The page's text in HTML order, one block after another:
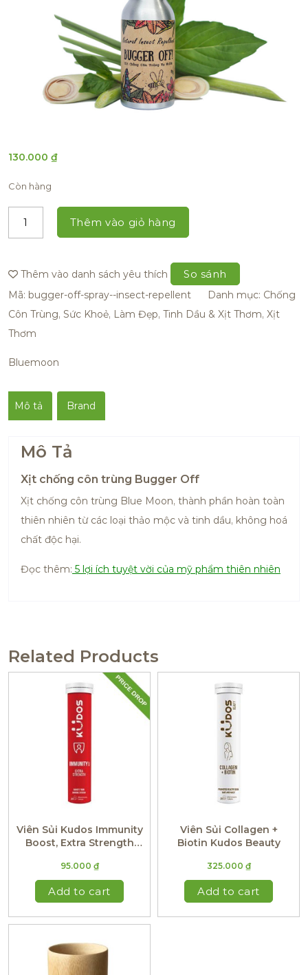
130.000 ₫
Còn hàng
Thêm vào giỏ hàng
Thêm vào danh sách yêu thích So sánh
Mã: bugger-off-spray--insect-repellent Danh mục: Chống
Côn Trùng, Sức Khoẻ, Làm Đẹp, Tinh Dầu & Xịt Thơm, Xịt
Thơm
Bluemoon
Mô tả Brand
Mô Tả
Xịt chống côn trùng Bugger Off
Xịt chống côn trùng Blue Moon, thành phần hoàn toàn
thiên nhiên từ các loại thảo mộc và tinh dầu, không hoá
chất độc hại.
Đọc thêm: 5 lợi ích tuyệt vời của mỹ phẩm thiên nhiên
Related Products
Viên Sủi Kudos Immunity
Boost, Extra Strength
95.000 ₫
Add to cart
Viên Sủi Collagen +
Biotin Kudos Beauty
325.000 ₫
Add to cart